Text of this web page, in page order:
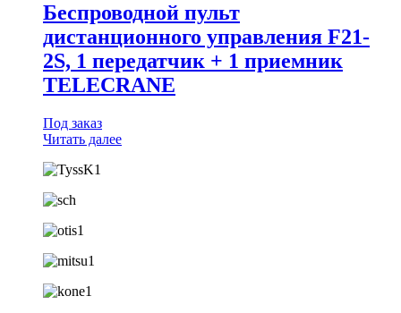
Беспроводной пульт
дистанционного управления F21-
2S, 1 передатчик + 1 приемник
TELECRANE
Под заказ
Читать далее